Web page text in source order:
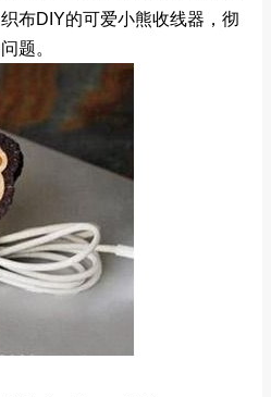
布DIY的可爱小熊收线器，彻
题。